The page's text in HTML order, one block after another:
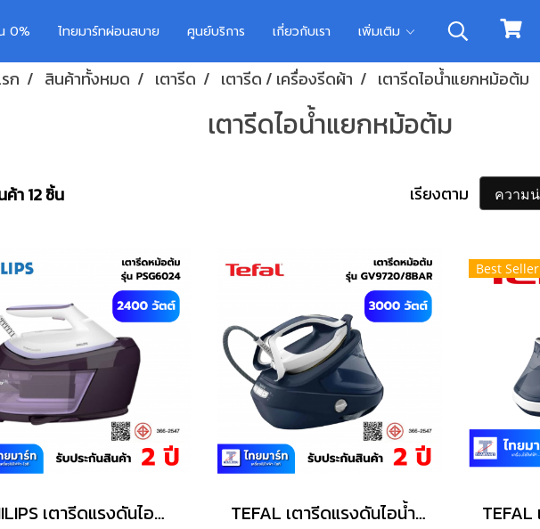
0% ไทยมาร์ทผ่อนสบาย ศูนย์บริการ เกี่ยวกับเรา เพิ่มเติม
ก สินค้าทั้งหมด เตารีด เตารีด / เครื่องรีดผ้า เตารีดไอน้ำแยกหม้อต้ม
เตารีดไอน้ำแยกหม้อต้ม
า 12 ชิ้น เรียงตาม
PHILIPS เตารีดแรงดันไอน้ำ รุ่น PSG6024/30 1.8 ลิตร TEFAL เตารีดแรงดันไอน้ำพลังสูง Pro Express Ultimate II เตารีดหม้อต้ม (3000 วัตต์, สีฟ้า) รุ่น GV9720 + โต๊ะรีดผ้า
Best Seller